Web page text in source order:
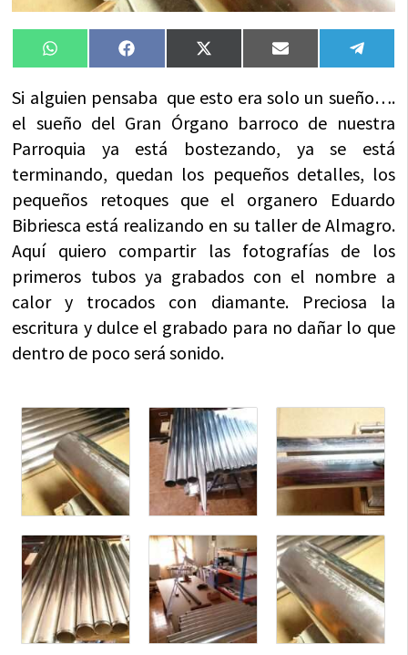
Compartir
en
WhatsAppCompartir
en
FacebookCompartir
en
X
(Twitter)
Compartir
en
Email
en
Si alguien pensaba que esto era solo un sueño….
el sueño del Gran Órgano barroco de nuestra
Parroquia ya está bostezando, ya se está
terminando, quedan los pequeños detalles, los
pequeños retoques que el organero Eduardo
Bibriesca está realizando en su taller de Almagro.
Aquí quiero compartir las fotografías de los
primeros tubos ya grabados con el nombre a
calor y trocados con diamante. Preciosa la
escritura y dulce el grabado para no dañar lo que
dentro de poco será sonido.